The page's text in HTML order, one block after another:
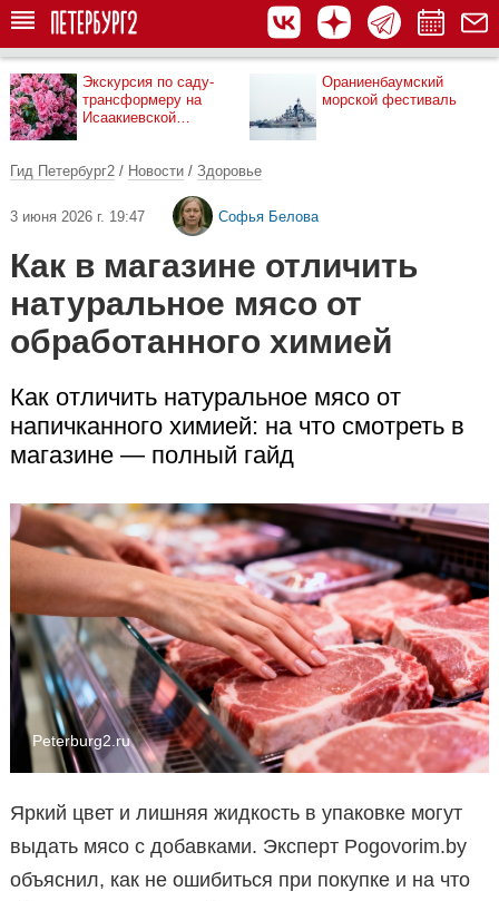
Экскурсия по саду-
трансформеру на
Исаакиевской
Ораниенбаумский
морской фестиваль
Гид Петербург2 / Новости / Здоровье
3 июня 2026 г. 19:47 Софья Белова
Как в магазине отличить
натуральное мясо от
обработанного химией
Как отличить натуральное мясо от
напичканного химией: на что смотреть в
магазине — полный гайд
Peterburg2.ru
Яркий цвет и лишняя жидкость в упаковке могут
выдать мясо с добавками. Эксперт Pogovorim.by
объяснил, как не ошибиться при покупке и на что